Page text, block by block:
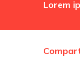
Lorem